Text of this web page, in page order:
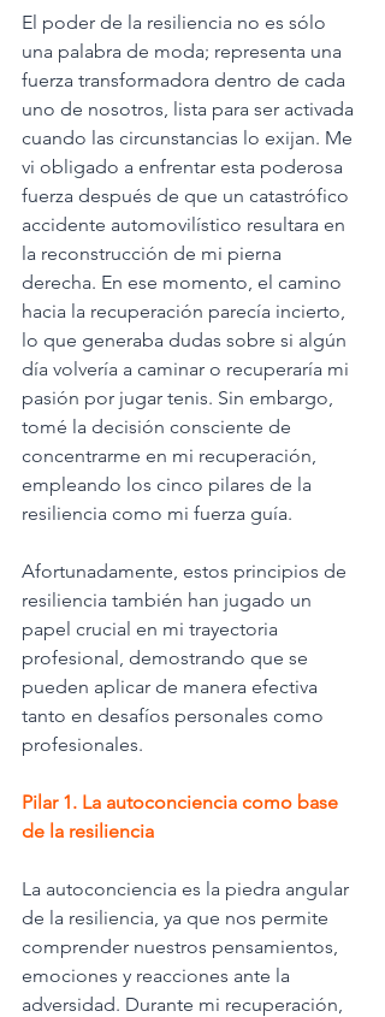
El poder de la resiliencia no es sólo
una palabra de moda; representa una
fuerza transformadora dentro de cada
uno de nosotros, lista para ser activada
cuando las circunstancias lo exijan. Me
vi obligado a enfrentar esta poderosa
fuerza después de que un catastrófico
accidente automovilístico resultara en
la reconstrucción de mi pierna
derecha. En ese momento, el camino
hacia la recuperación parecía incierto,
lo que generaba dudas sobre si algún
día volvería a caminar o recuperaría mi
pasión por jugar tenis. Sin embargo,
tomé la decisión consciente de
concentrarme en mi recuperación,
empleando los cinco pilares de la
resiliencia como mi fuerza guía.
Afortunadamente, estos principios de
resiliencia también han jugado un
papel crucial en mi trayectoria
profesional, demostrando que se
pueden aplicar de manera efectiva
tanto en desafíos personales como
profesionales.
Pilar 1. La autoconciencia como base
de la resiliencia
La autoconciencia es la piedra angular
de la resiliencia, ya que nos permite
comprender nuestros pensamientos,
emociones y reacciones ante la
adversidad. Durante mi recuperación,